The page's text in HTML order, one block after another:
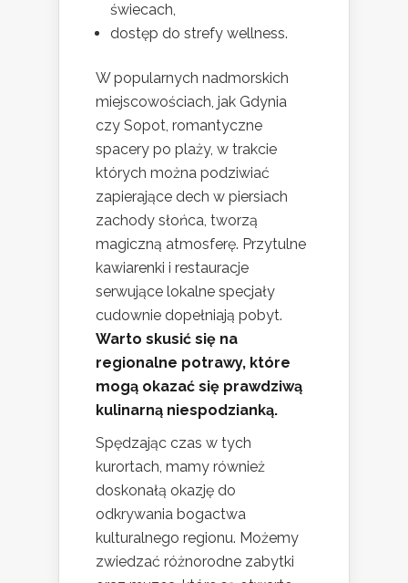
świecach,
dostęp do strefy wellness.
W popularnych nadmorskich
miejscowościach, jak Gdynia
czy Sopot, romantyczne
spacery po plaży, w trakcie
których można podziwiać
zapierające dech w piersiach
zachody słońca, tworzą
magiczną atmosferę. Przytulne
kawiarenki i restauracje
serwujące lokalne specjały
cudownie dopełniają pobyt.
Warto skusić się na
regionalne potrawy, które
mogą okazać się prawdziwą
kulinarną niespodzianką.
Spędzając czas w tych
kurortach, mamy również
doskonałą okazję do
odkrywania bogactwa
kulturalnego regionu. Możemy
zwiedzać różnorodne zabytki